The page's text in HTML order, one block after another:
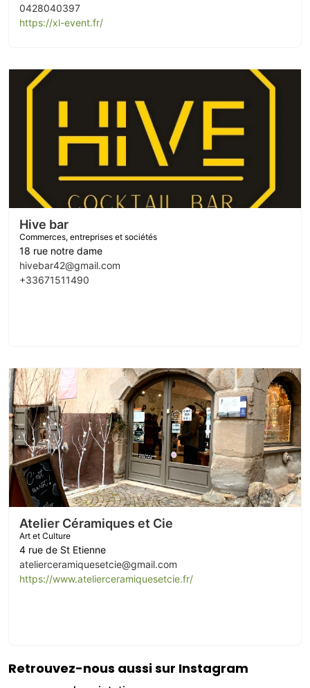
0428040397
https://xl-event.fr/
Hive bar
Commerces, entreprises et sociétés
18 rue notre dame
hivebar42@gmail.com
+33671511490
Atelier Céramiques et Cie
Art et Culture
4 rue de St Etienne
atelierceramiquesetcie@gmail.com
https://www.atelierceramiquesetcie.fr/
Retrouvez-nous aussi sur Instagram